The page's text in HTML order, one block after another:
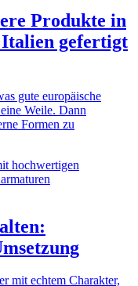
Produkte in
gefertigt
gute europäische
Weile. Dann
Formen zu
mit echtem Charakter,